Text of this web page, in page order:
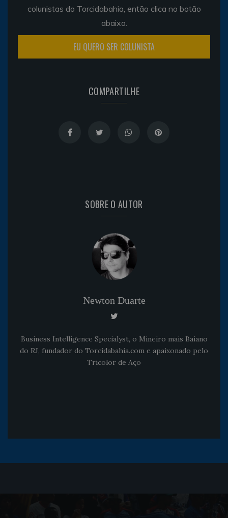
colunistas do Torcidabahia, então clica no botão
abaixo.
EU QUERO SER COLUNISTA
COMPARTILHE
SOBRE O AUTOR
Newton Duarte
Business Intelligence Specialyst, o Mineiro mais Baiano
do RJ, fundador do Torcidabahia.com e apaixonado pelo
Tricolor de Aço